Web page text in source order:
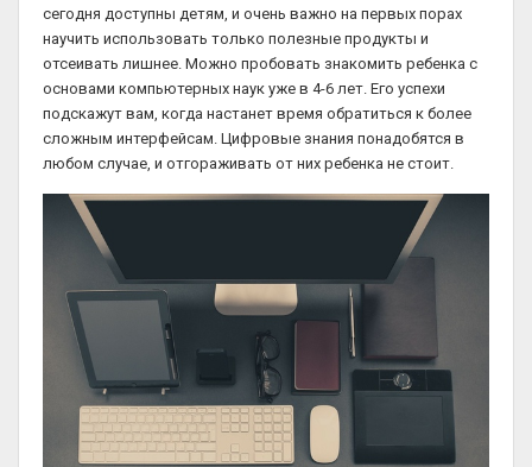
сегодня доступны детям, и очень важно на первых порах
научить использовать только полезные продукты и
отсеивать лишнее. Можно пробовать знакомить ребенка с
основами компьютерных наук уже в 4-6 лет. Его успехи
подскажут вам, когда настанет время обратиться к более
сложным интерфейсам. Цифровые знания понадобятся в
любом случае, и отгораживать от них ребенка не стоит.